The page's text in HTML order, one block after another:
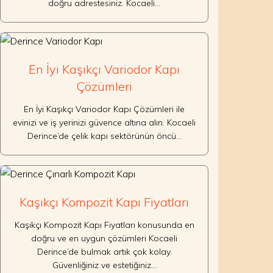
doğru adrestesiniz. Kocaeli…
En İyi Kaşıkçı Variodor Kapı
Çözümleri
En İyi Kaşıkçı Variodor Kapı Çözümleri ile
evinizi ve iş yerinizi güvence altına alın. Kocaeli
Derince’de çelik kapı sektörünün öncü…
Kaşıkçı Kompozit Kapı Fiyatları
Kaşıkçı Kompozit Kapı Fiyatları konusunda en
doğru ve en uygun çözümleri Kocaeli
Derince’de bulmak artık çok kolay.
Güvenliğiniz ve estetiğiniz…